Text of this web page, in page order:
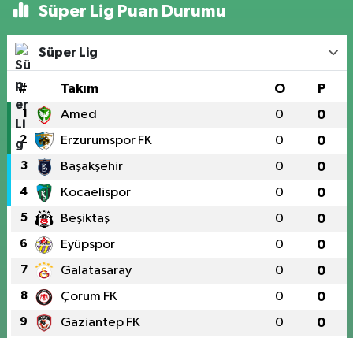
Süper Lig Puan Durumu
Süper Lig
# Takım O P
1 Amed 0 0
2 Erzurumspor FK 0 0
3 Başakşehir 0 0
4 Kocaelispor 0 0
5 Beşiktaş 0 0
6 Eyüpspor 0 0
7 Galatasaray 0 0
8 Çorum FK 0 0
9 Gaziantep FK 0 0